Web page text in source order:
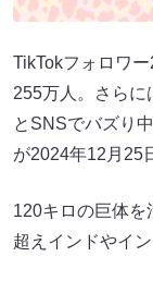
TikTokフォロワ
255万人。さらに
とSNSでバズり
が2024年12月25
120キロの巨体を
超えインドやイ